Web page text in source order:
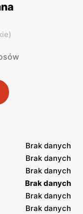
)
Brak danych
Brak danych
Brak danych
Brak danych
Brak danych
Brak danych